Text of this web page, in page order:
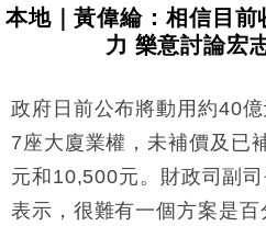
16:47
本地｜假冒內地執法人
損失近6900萬元
17:38 經濟｜大摩看淡內房今
科技｜iPhone 18 Pro
定新機售價
本地｜黃偉綸：相信目前
力 樂意討論宏
政府日前公布將動用約40
7座大廈業權，未補價及已
元和10,500元。財政司副
表示，很難有一個方案是